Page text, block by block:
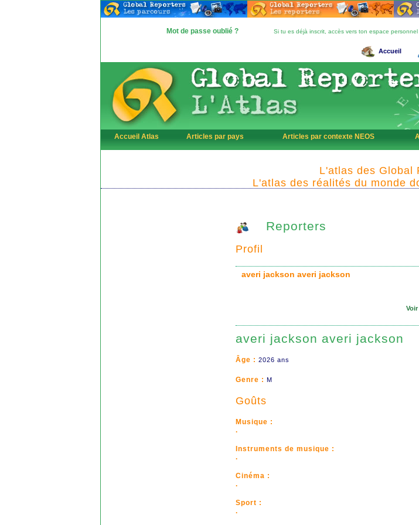
Mot de passe oublié ? Si tu es déjà inscrit, accès vers ton espace personnel
Accueil
Accueil Atlas Articles par pays Articles par contexte NEOS
L'atlas des Global
L'atlas des réalités du monde
Reporters
Profil
averi jackson averi jackson
averi jackson averi jackson
Âge : 2026 ans
Genre : M
Goûts
Musique :
.
Instruments de musique :
.
Cinéma :
.
Sport :
.